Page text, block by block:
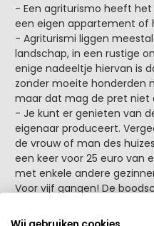
- Een agriturismo heeft
een eigen appartement of
- Agriturismi liggen
landschap, in een rustige
enige nadeeltje hiervan is
zonder moeite honderden
maar dat mag de pret niet
- Je kunt er genieten van
eigenaar produceert.
de vrouw of man des
een keer voor 25 euro van
met enkele andere
Voor vijf gangen! De
bad wordt hooguit bevolkt